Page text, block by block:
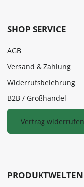
SHOP SERVICE
AGB
Versand & Zahlung
Widerrufsbelehrung
B2B / Großhandel
Vertrag widerrufen
PRODUKTWELTEN